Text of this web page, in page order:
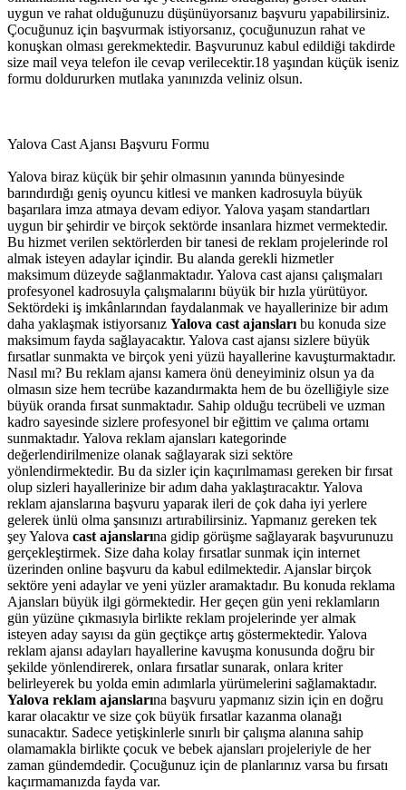
uygun ve rahat olduğunuzu düşünüyorsanız başvuru yapabilirsiniz.
Çocuğunuz için başvurmak istiyorsanız, çocuğunuzun rahat ve
konuşkan olması gerekmektedir. Başvurunuz kabul edildiği takdirde
size mail veya telefon ile cevap verilecektir.18 yaşından küçük iseniz
formu doldururken mutlaka yanınızda veliniz olsun.
Yalova Cast Ajansı Başvuru Formu
Yalova biraz küçük bir şehir olmasının yanında bünyesinde
barındırdığı geniş oyuncu kitlesi ve manken kadrosuyla büyük
başarılara imza atmaya devam ediyor. Yalova yaşam standartları
uygun bir şehirdir ve birçok sektörde insanlara hizmet vermektedir.
Bu hizmet verilen sektörlerden bir tanesi de reklam projelerinde rol
almak isteyen adaylar içindir. Bu alanda gerekli hizmetler
maksimum düzeyde sağlanmaktadır. Yalova cast ajansı çalışmaları
profesyonel kadrosuyla çalışmalarını büyük bir hızla yürütüyor.
Sektördeki iş imkânlarından faydalanmak ve hayallerinize bir adım
daha yaklaşmak istiyorsanız Yalova cast ajansları bu konuda size
maksimum fayda sağlayacaktır. Yalova cast ajansı sizlere büyük
fırsatlar sunmakta ve birçok yeni yüzü hayallerine kavuşturmaktadır.
Nasıl mı? Bu reklam ajansı kamera önü deneyiminiz olsun ya da
olmasın size hem tecrübe kazandırmakta hem de bu özelliğiyle size
büyük oranda fırsat sunmaktadır. Sahip olduğu tecrübeli ve uzman
kadro sayesinde sizlere profesyonel bir eğittim ve çalıma ortamı
sunmaktadır. Yalova reklam ajansları kategorinde
değerlendirilmenize olanak sağlayarak sizi sektöre
yönlendirmektedir. Bu da sizler için kaçırılmaması gereken bir fırsat
olup sizleri hayallerinize bir adım daha yaklaştıracaktır. Yalova
reklam ajanslarına başvuru yaparak ileri de çok daha iyi yerlere
gelerek ünlü olma şansınızı artırabilirsiniz. Yapmanız gereken tek
şey Yalova cast ajanslarına gidip görüşme sağlayarak başvurunuzu
gerçekleştirmek. Size daha kolay fırsatlar sunmak için internet
üzerinden online başvuru da kabul edilmektedir. Ajanslar birçok
sektöre yeni adaylar ve yeni yüzler aramaktadır. Bu konuda reklama
Ajansları büyük ilgi görmektedir. Her geçen gün yeni reklamların
gün yüzüne çıkmasıyla birlikte reklam projelerinde yer almak
isteyen aday sayısı da gün geçtikçe artış göstermektedir. Yalova
reklam ajansı adayları hayallerine kavuşma konusunda doğru bir
şekilde yönlendirerek, onlara fırsatlar sunarak, onlara kriter
belirleyerek bu yolda emin adımlarla yürümelerini sağlamaktadır.
Yalova reklam ajanslarına başvuru yapmanız sizin için en doğru
karar olacaktır ve size çok büyük fırsatlar kazanma olanağı
sunacaktır. Sadece yetişkinlerle sınırlı bir çalışma alanına sahip
olamamakla birlikte çocuk ve bebek ajansları projeleriyle de her
zaman gündemdedir. Çocuğunuz için de planlarınız varsa bu fırsatı
kaçırmamanızda fayda var.